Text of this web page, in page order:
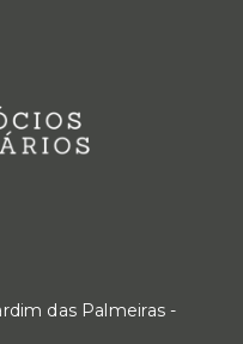
das Palmeiras -